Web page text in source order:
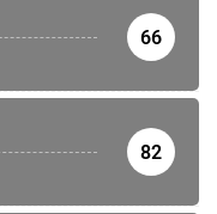
66
82